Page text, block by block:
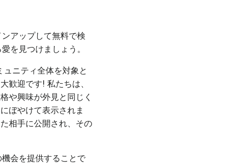
アップして無料で検
を見つけましょう。
ニティ全体を対象と
歓迎です! 私たちは、
や興味が外見と同じく
ぼやけて表示されま
相手に公開され、その
会を提供することで